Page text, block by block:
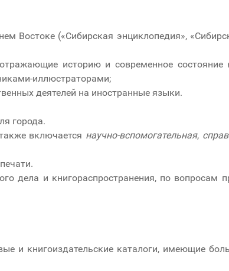
Востоке («Сибирская энциклопедия»,
историю и современное состояние
иллюстраторами;
деятелей на иностранные языки.
города.
включается научно-вспомогательная,
дела и книгораспространения, по вопросам
и книгоиздательские каталоги, имеющие